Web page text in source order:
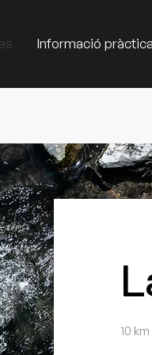
Informació pràctica
10